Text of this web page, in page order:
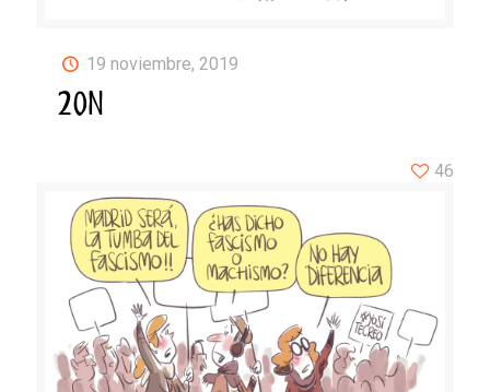
19 noviembre, 2019
20N
46